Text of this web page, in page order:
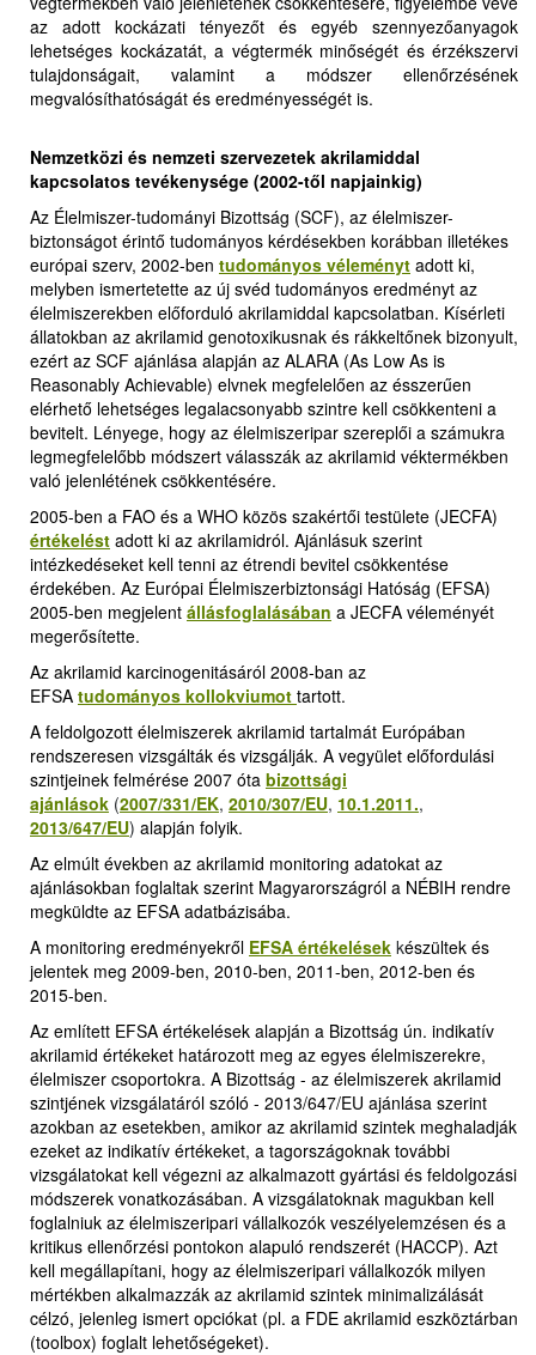
az adott kockázati tényezőt és egyéb szennyezőanyagok
lehetséges kockázatát, a végtermék minőségét és érzékszervi
tulajdonságait, valamint a módszer ellenőrzésének
megvalósíthatóságát és eredményességét is.
Nemzetközi és nemzeti szervezetek akrilamiddal
kapcsolatos tevékenysége (2002-től napjainkig)
Az Élelmiszer-tudományi Bizottság (SCF), az élelmiszer-
biztonságot érintő tudományos kérdésekben korábban illetékes
európai szerv, 2002-ben tudományos véleményt adott ki,
melyben ismertetette az új svéd tudományos eredményt az
élelmiszerekben előforduló akrilamiddal kapcsolatban. Kísérleti
állatokban az akrilamid genotoxikusnak és rákkeltőnek bizonyult,
ezért az SCF ajánlása alapján az ALARA (As Low As is
Reasonably Achievable) elvnek megfelelően az ésszerűen
elérhető lehetséges legalacsonyabb szintre kell csökkenteni a
bevitelt. Lényege, hogy az élelmiszeripar szereplői a számukra
legmegfelelőbb módszert válasszák az akrilamid véktermékben
való jelenlétének csökkentésére.
2005-ben a FAO és a WHO közös szakértői testülete (JECFA)
értékelést adott ki az akrilamidról. Ajánlásuk szerint
intézkedéseket kell tenni az étrendi bevitel csökkentése
érdekében. Az Európai Élelmiszerbiztonsági Hatóság (EFSA)
2005-ben megjelent állásfoglalásában a JECFA véleményét
megerősítette.
Az akrilamid karcinogenitásáról 2008-ban az
EFSA tudományos kollokviumot tartott.
A feldolgozott élelmiszerek akrilamid tartalmát Európában
rendszeresen vizsgálták és vizsgálják. A vegyület előfordulási
szintjeinek felmérése 2007 óta bizottsági
ajánlások (2007/331/EK, 2010/307/EU, 10.1.2011.,
2013/647/EU) alapján folyik.
Az elmúlt években az akrilamid monitoring adatokat az
ajánlásokban foglaltak szerint Magyarországról a NÉBIH rendre
megküldte az EFSA adatbázisába.
A monitoring eredményekről EFSA értékelések készültek és
jelentek meg 2009-ben, 2010-ben, 2011-ben, 2012-ben és
2015-ben.
Az említett EFSA értékelések alapján a Bizottság ún. indikatív
akrilamid értékeket határozott meg az egyes élelmiszerekre,
élelmiszer csoportokra. A Bizottság - az élelmiszerek akrilamid
szintjének vizsgálatáról szóló - 2013/647/EU ajánlása szerint
azokban az esetekben, amikor az akrilamid szintek meghaladják
ezeket az indikatív értékeket, a tagországoknak további
vizsgálatokat kell végezni az alkalmazott gyártási és feldolgozási
módszerek vonatkozásában. A vizsgálatoknak magukban kell
foglalniuk az élelmiszeripari vállalkozók veszélyelemzésen és a
kritikus ellenőrzési pontokon alapuló rendszerét (HACCP). Azt
kell megállapítani, hogy az élelmiszeripari vállalkozók milyen
mértékben alkalmazzák az akrilamid szintek minimalizálását
célzó, jelenleg ismert opciókat (pl. a FDE akrilamid eszköztárban
(toolbox) foglalt lehetőségeket).